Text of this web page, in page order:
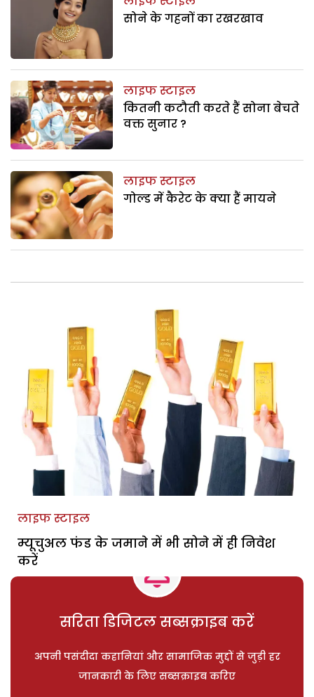
सोने के गहनों का रखरखाव
लाइफ स्टाइल
कितनी कटौती करते हैं सोना बेचते
वक्त सुनार ?
लाइफ स्टाइल
गोल्ड में कैरेट के क्या हैं मायने
लाइफ स्टाइल
म्यूचुअल फंड के जमाने में भी सोने में ही निवेश
करें
सरिता डिजिटल सब्सक्राइब करें
अपनी पसंदीदा कहानियां और सामाजिक मुद्दों से जुड़ी हर
जानकारी के लिए सब्सक्राइब करिए